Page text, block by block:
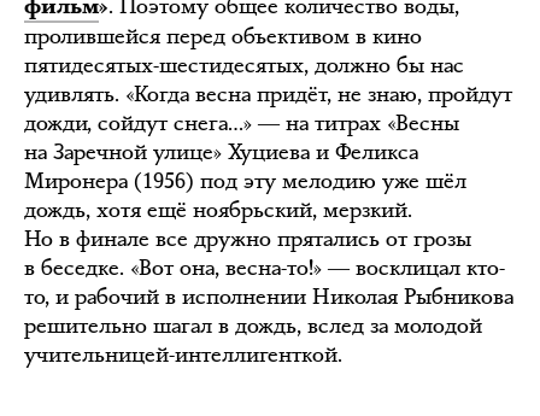
фильм». Поэтому общее количество воды,
пролившейся перед объективом в кино
пятидесятых-шестидесятых, должно бы нас
удивлять. «Когда весна придёт, не знаю, пройдут
дожди, сойдут снега…» ― на титрах «Весны
на Заречной улице» Хуциева и Феликса
Миронера (1956) под эту мелодию уже шёл
дождь, хотя ещё ноябрьский, мерзкий.
Но в финале все дружно прятались от грозы
в беседке. «Вот она, весна-то!» ― восклицал кто-
то, и рабочий в исполнении Николая Рыбникова
решительно шагал в дождь, вслед за молодой
учительницей-интеллигенткой.